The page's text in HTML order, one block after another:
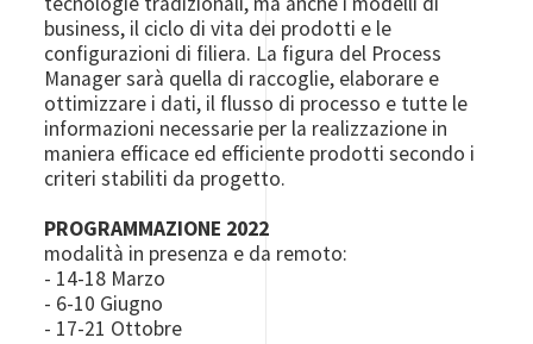
business, il ciclo di vita dei prodotti e le
configurazioni di filiera. La figura del Process
Manager sarà quella di raccoglie, elaborare e
ottimizzare i dati, il flusso di processo e tutte le
informazioni necessarie per la realizzazione in
maniera efficace ed efficiente prodotti secondo i
criteri stabiliti da progetto.
PROGRAMMAZIONE 2022
modalità in presenza e da remoto:
- 14-18 Marzo
- 6-10 Giugno
- 17-21 Ottobre